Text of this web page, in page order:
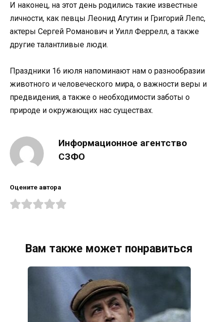
И наконец, на этот день родились такие известные
личности, как певцы Леонид Агутин и Григорий Лепс,
актеры Сергей Романович и Уилл Феррелл, а также
другие талантливые люди.
Праздники 16 июля напоминают нам о разнообразии
животного и человеческого мира, о важности веры и
предвидения, а также о необходимости заботы о
природе и окружающих нас существах.
Информационное агентство
СЗФО
Оцените автора
Вам также может понравиться